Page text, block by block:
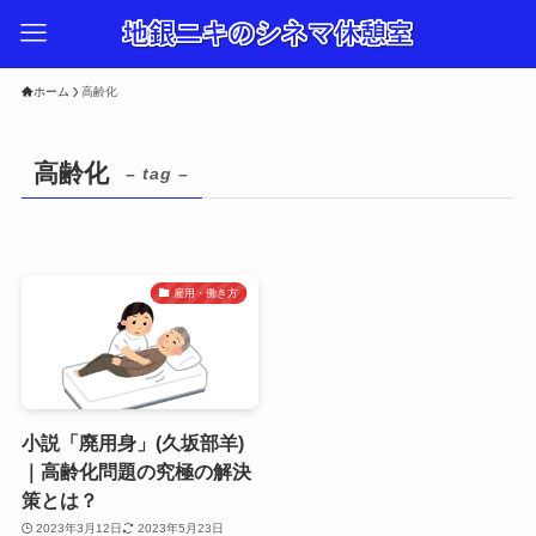
ホーム 高齢化
高齢化 – tag –
雇用・働き方
小説「廃用身」(久坂部羊)
｜高齢化問題の究極の解決
策とは？
2023年3月12日 2023年5月23日